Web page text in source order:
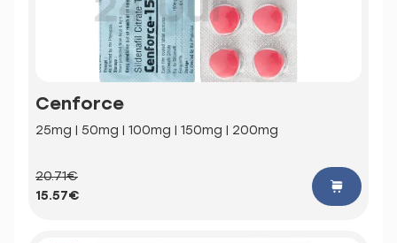
Cenforce
25mg | 50mg | 100mg | 150mg | 200mg
20.71€
15.57€